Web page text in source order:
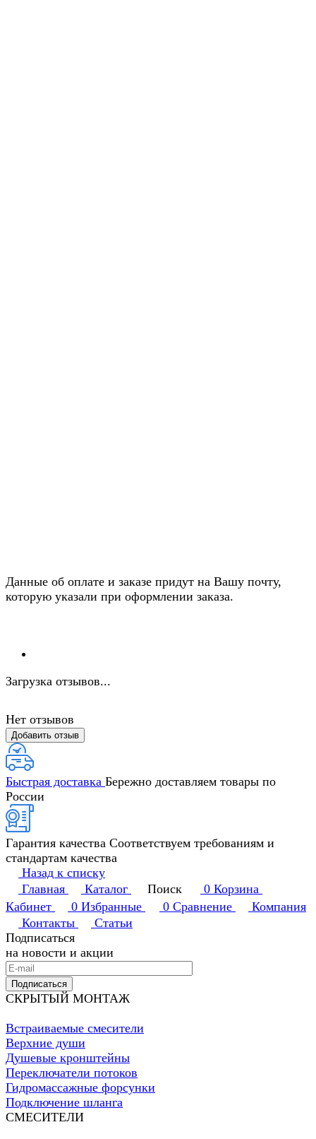
Данные об оплате и заказе придут на Вашу почту,
которую указали при оформлении заказа.
Загрузка отзывов...
Нет отзывов
Добавить отзыв
Быстрая доставка Бережно доставляем товары по
России
Гарантия качества Соответствуем требованиям и
стандартам качества
Назад к списку
Главная
Каталог Поиск 0 Корзина
Кабинет
0 Избранные 0 Сравнение
Компания
Контакты
Статьи
Подписаться
на новости и акции
Подписаться
СКРЫТЫЙ МОНТАЖ
Встраиваемые смесители
Верхние души
Душевые кронштейны
Переключатели потоков
Гидромассажные форсунки
Подключение шланга
СМЕСИТЕЛИ